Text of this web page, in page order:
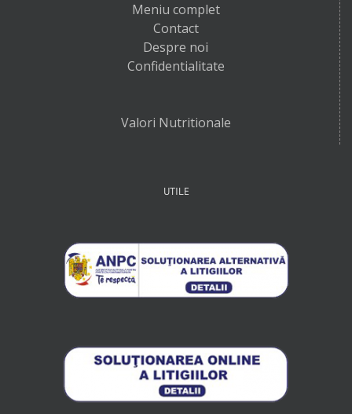
Meniu complet
Contact
Despre noi
Confidentialitate
Valori Nutritionale
UTILE